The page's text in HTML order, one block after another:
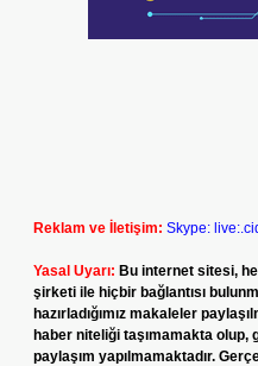
Reklam ve İletişim: Skype:
Yasal Uyarı: Bu internet sitesi,
şirketi ile hiçbir bağlantısı
hazırladığımız makaleler
haber niteliği taşımamakta
paylaşım yapılmamaktadır.